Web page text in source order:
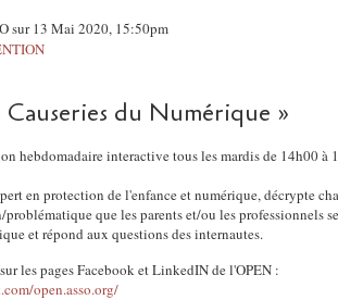
sur 13 Mai 2020, 15:50pm
Causeries du Numérique »
hebdomadaire interactive tous les mardis de 14h00 à
en protection de l'enfance et numérique, décrypte
que les parents et/ou les professionnels
et répond aux questions des internautes.
les pages Facebook et LinkedIN de l'OPEN :
open.asso.org/